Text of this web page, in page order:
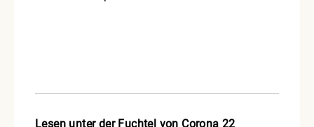
Lesen unter der Fuchtel von Corona 22